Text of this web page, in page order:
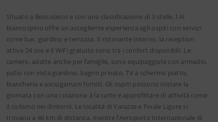
Situato a Bossolasco e con una classificazione di 3 stelle, l Al
biancospino offre un accogliente esperienza agli ospiti con servizi
come bar, giardino e terrazza. Il ristorante interno, la reception
attiva 24 ore e il WiFi gratuito sono tra i confort disponibili. Le
camere, adatte anche per famiglie, sono equipaggiate con armadio,
patio con vista giardino, bagno privato, TV a schermo piatto,
biancheria e asciugamani forniti. Gli ospiti possono iniziare la
giornata con una colazione à la carte e approfittare di attività come
il ciclismo nei dintorni. Le località di Varazze e Finale Ligure si
trovano a 46 km di distanza, mentre l’Aeroporto Internazionale di